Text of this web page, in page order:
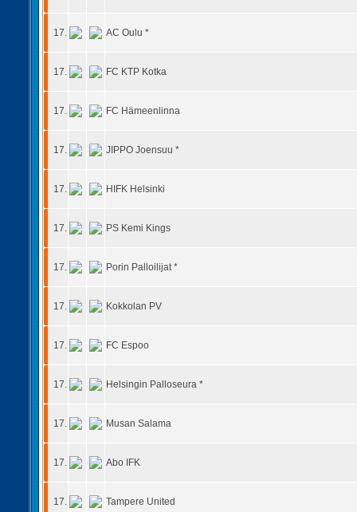
17. AC Oulu *
17. FC KTP Kotka
17. FC Hämeenlinna
17. JIPPO Joensuu *
17. HIFK Helsinki
17. PS Kemi Kings
17. Porin Palloilijat *
17. Kokkolan PV
17. FC Espoo
17. Helsingin Palloseura *
17. Musan Salama
17. Abo IFK
17. Tampere United